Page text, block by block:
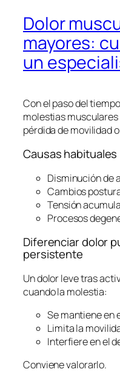
Dolor
mayores:
un
Con el paso del
molestias
pérdida de movilidad
Causas habituales
Disminución de
Cambios
Tensión
Procesos
Diferenciar dolor
persistente
Un dolor leve tras
cuando la molestia:
Se mantiene en
Limita la
Interfiere en el
Conviene valorarlo.